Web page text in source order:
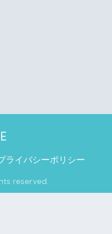
ライバシーポリシー
reserved.